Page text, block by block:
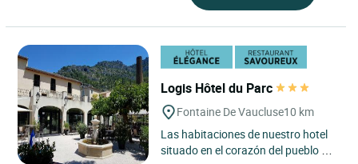
Logis Hôtel du Parc
Fontaine De Vaucluse10 km
Las habitaciones de nuestro hotel
situado en el corazón del pueblo de